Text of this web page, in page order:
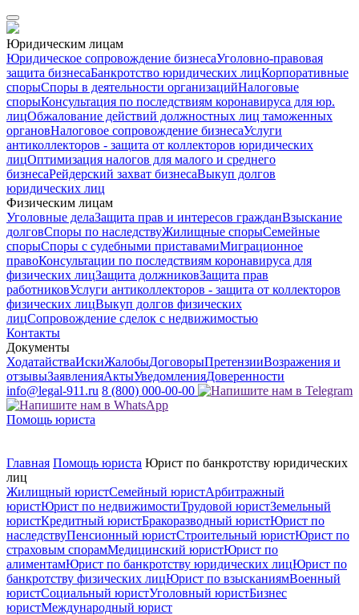
Юридическим лицам
Юридическое сопровождение бизнесаУголовно-правовая
защита бизнесаБанкротство юридических лицКорпоративные
спорыСпоры в деятельности организацийНалоговые
спорыКонсультация по последствиям коронавируса для юр.
лицОбжалование действий должностных лиц таможенных
органовНалоговое сопровождение бизнесаУслуги
антиколлекторов - защита от коллекторов юридических
лицОптимизация налогов для малого и среднего
бизнесаРейдерский захват бизнесаВыкуп долгов
юридических лиц
Физическим лицам
Уголовные делаЗащита прав и интересов гражданВзыскание
долговСпоры по наследствуЖилищные спорыСемейные
спорыСпоры с судебными приставамиМиграционное
правоКонсультации по последствиям коронавируса для
физических лицЗащита должниковЗащита прав
работниковУслуги антиколлекторов - защита от коллекторов
физических лицВыкуп долгов физических
лицСопровождение сделок с недвижимостью
Контакты
Документы
ХодатайстваИскиЖалобыДоговорыПретензииВозражения и
отзывыЗаявленияАктыУведомленияДоверенности
info@legal-911.ru 8 (800) 000-00-00
Помощь юриста
Главная Помощь юриста Юрист по банкротству юридических
лиц
Жилищный юристСемейный юристАрбитражный
юристЮрист по недвижимостиТрудовой юристЗемельный
юристКредитный юристБракоразводный юристЮрист по
наследствуПенсионный юристСтроительный юристЮрист по
страховым спорамМедицинский юристЮрист по
алиментамЮрист по банкротству юридических лицЮрист по
банкротству физических лицЮрист по взысканиямВоенный
юристСоциальный юристУголовный юристБизнес
юристМеждународный юрист